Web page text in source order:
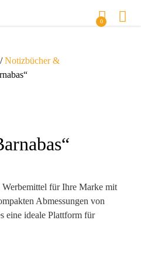
0
/Notizbücher &
Werbemittel für Ihre Marke mit
Abmessungen von
eine ideale Plattform für
Karton und Papier